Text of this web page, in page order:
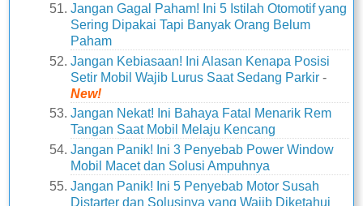
Jangan Gagal Paham! Ini 5 Istilah Otomotif yang
Sering Dipakai Tapi Banyak Orang Belum
Paham
Jangan Kebiasaan! Ini Alasan Kenapa Posisi
Setir Mobil Wajib Lurus Saat Sedang Parkir -
New!
Jangan Nekat! Ini Bahaya Fatal Menarik Rem
Tangan Saat Mobil Melaju Kencang
Jangan Panik! Ini 3 Penyebab Power Window
Mobil Macet dan Solusi Ampuhnya
Jangan Panik! Ini 5 Penyebab Motor Susah
Distarter dan Solusinya yang Wajib Diketahui